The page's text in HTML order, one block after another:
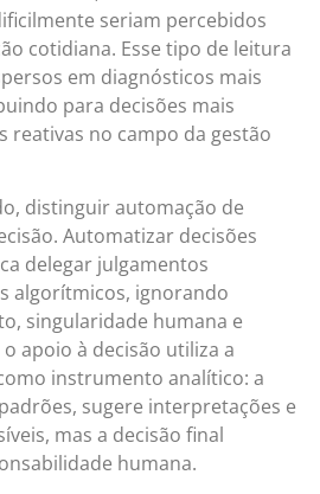
seriam percebidos
cotidiana. Esse tipo de leitura
em diagnósticos mais
para decisões mais
reativas no campo da gestão
distinguir automação de
Automatizar decisões
delegar julgamentos
algorítmicos, ignorando
singularidade humana e
o apoio à decisão utiliza a
instrumento analítico: a
sugere interpretações e
mas a decisão final
humana.